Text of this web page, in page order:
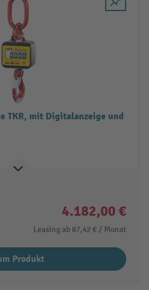
TKR, mit Digitalanzeige und
4.182,00 €
Leasing ab 87,42 € / Monat
Produkt